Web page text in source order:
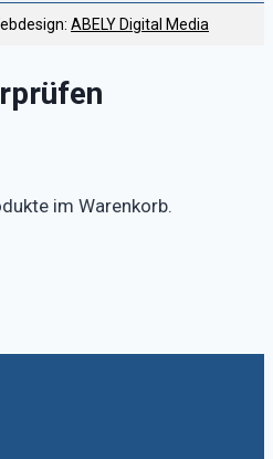
ABELY Digital Media
im Warenkorb.